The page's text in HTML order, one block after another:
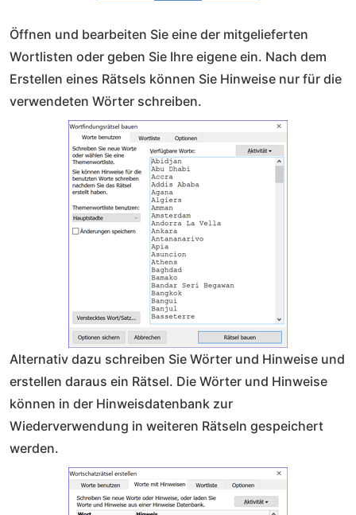
Öffnen und bearbeiten Sie eine der mitgelieferten
Wortlisten oder geben Sie Ihre eigene ein. Nach dem
Erstellen eines Rätsels können Sie Hinweise nur für die
verwendeten Wörter schreiben.
Alternativ dazu schreiben Sie Wörter und Hinweise und
erstellen daraus ein Rätsel. Die Wörter und Hinweise
können in der Hinweisdatenbank zur
Wiederverwendung in weiteren Rätseln gespeichert
werden.